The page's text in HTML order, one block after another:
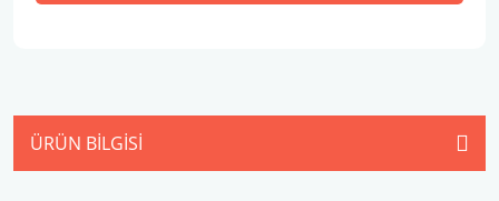
ÜRÜN BILGISI